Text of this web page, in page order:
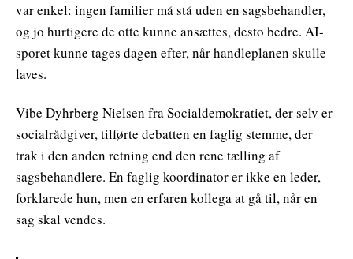
var enkel: ingen familier må stå uden en sagsbehandler,
og jo hurtigere de otte kunne ansættes, desto bedre. AI-
sporet kunne tages dagen efter, når handleplanen skulle
laves.
Vibe Dyhrberg Nielsen fra Socialdemokratiet, der selv er
socialrådgiver, tilførte debatten en faglig stemme, der
trak i den anden retning end den rene tælling af
sagsbehandlere. En faglig koordinator er ikke en leder,
forklarede hun, men en erfaren kollega at gå til, når en
sag skal vendes.